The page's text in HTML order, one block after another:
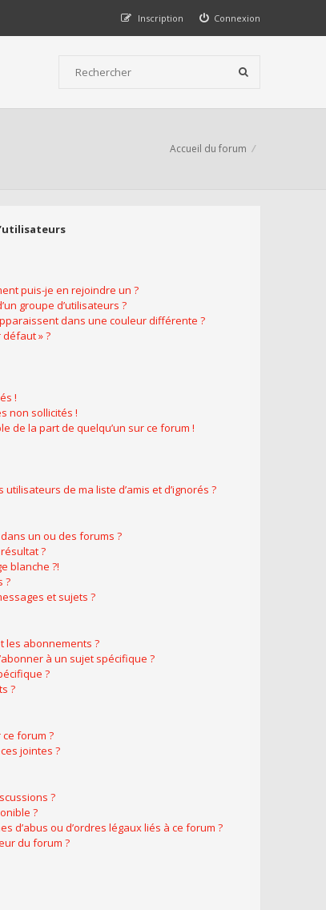
Connexion
Inscription
Accueil du forum
puis-je en rejoindre un ?
groupe d’utilisateurs ?
dans une couleur différente ?
défaut » ?
!
non sollicités !
de la part de quelqu’un sur ce forum !
de ma liste d’amis et d’ignorés ?
un ou des forums ?
?
blanche ?!
?
et sujets ?
les abonnements ?
à un sujet spécifique ?
?
?
forum ?
jointes ?
?
?
d’abus ou d’ordres légaux liés à ce forum ?
du forum ?